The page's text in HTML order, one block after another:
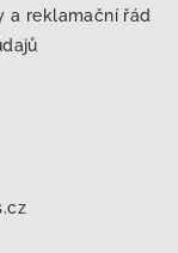
a reklamační řád